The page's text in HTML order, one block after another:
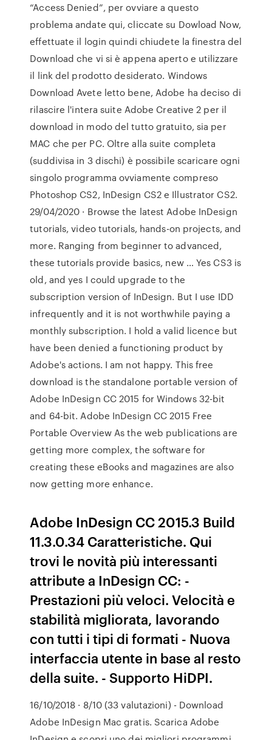
“Access Denied”, per ovviare a questo
problema andate qui, cliccate su Dowload Now,
effettuate il login quindi chiudete la finestra del
Download che vi si è appena aperto e utilizzare
il link del prodotto desiderato. Windows
Download Avete letto bene, Adobe ha deciso di
rilascire l'intera suite Adobe Creative 2 per il
download in modo del tutto gratuito, sia per
MAC che per PC. Oltre alla suite completa
(suddivisa in 3 dischi) è possibile scaricare ogni
singolo programma ovviamente compreso
Photoshop CS2, InDesign CS2 e Illustrator CS2.
29/04/2020 · Browse the latest Adobe InDesign
tutorials, video tutorials, hands-on projects, and
more. Ranging from beginner to advanced,
these tutorials provide basics, new … Yes CS3 is
old, and yes I could upgrade to the
subscription version of InDesign. But I use IDD
infrequently and it is not worthwhile paying a
monthly subscription. I hold a valid licence but
have been denied a functioning product by
Adobe's actions. I am not happy. This free
download is the standalone portable version of
Adobe InDesign CC 2015 for Windows 32-bit
and 64-bit. Adobe InDesign CC 2015 Free
Portable Overview As the web publications are
getting more complex, the software for
creating these eBooks and magazines are also
now getting more enhance.
Adobe InDesign CC 2015.3 Build
11.3.0.34 Caratteristiche. Qui
trovi le novità più interessanti
attribute a InDesign CC: -
Prestazioni più veloci. Velocità e
stabilità migliorata, lavorando
con tutti i tipi di formati - Nuova
interfaccia utente in base al resto
della suite. - Supporto HiDPI.
16/10/2018 · 8/10 (33 valutazioni) - Download
Adobe InDesign Mac gratis. Scarica Adobe